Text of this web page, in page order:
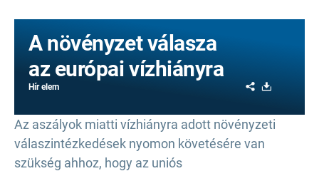
A növényzet válasza
az európai vízhiányra
Hír elem Share
Az aszályok miatti vízhiányra adott növényzeti
válaszintézkedések nyomon követésére van
szükség ahhoz, hogy az uniós